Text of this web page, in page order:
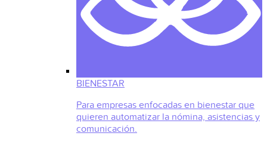
BIENESTAR
Para empresas enfocadas en bienestar que
quieren automatizar la nómina, asistencias y
comunicación.